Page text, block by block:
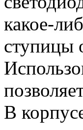
какое-
ступицы
В